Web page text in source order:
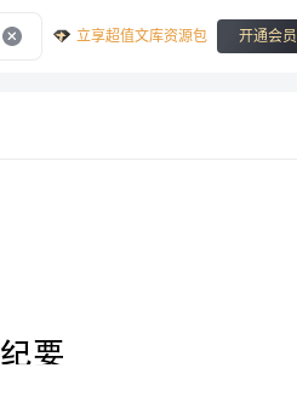
立享超值文库资源包 开通会员